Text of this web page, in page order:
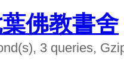
佛教書舍
3 queries,